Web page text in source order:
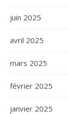
juin 2025
avril 2025
mars 2025
février 2025
janvier 2025